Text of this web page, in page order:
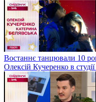
Востаннє танцювали 10
Олексій Кучеренко в